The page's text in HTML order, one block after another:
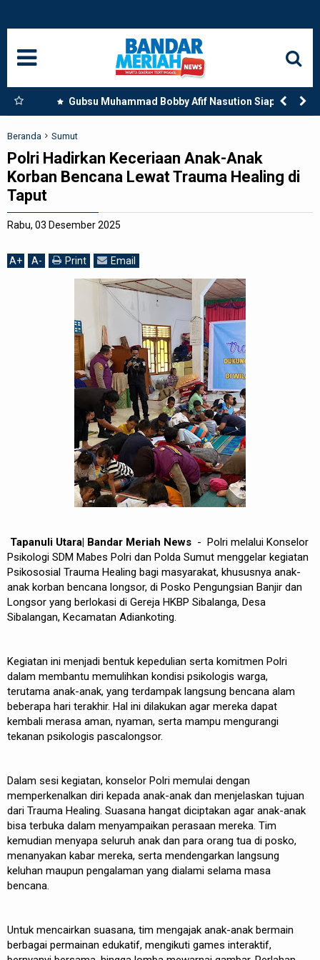
Gubsu Muhammad Bobby Afif Nasution Siapkan
Beasiswa Perkuat SDM Kesehatan Kepulauan Nias
Beranda Sumut
Polri Hadirkan Keceriaan Anak-Anak
Korban Bencana Lewat Trauma Healing di
Taput
Rabu, 03 Desember 2025
A+ A- Print Email
Tapanuli Utara| Bandar Meriah News - Polri melalui Konselor
Psikologi SDM Mabes Polri dan Polda Sumut menggelar kegiatan
Psikososial Trauma Healing bagi masyarakat, khususnya anak-
anak korban bencana longsor, di Posko Pengungsian Banjir dan
Longsor yang berlokasi di Gereja HKBP Sibalanga, Desa
Sibalangan, Kecamatan Adiankoting.
Kegiatan ini menjadi bentuk kepedulian serta komitmen Polri
dalam membantu memulihkan kondisi psikologis warga,
terutama anak-anak, yang terdampak langsung bencana alam
beberapa hari terakhir. Hal ini dilakukan agar mereka dapat
kembali merasa aman, nyaman, serta mampu mengurangi
tekanan psikologis pascalongsor.
Dalam sesi kegiatan, konselor Polri memulai dengan
memperkenalkan diri kepada anak-anak dan menjelaskan tujuan
dari Trauma Healing. Suasana hangat diciptakan agar anak-anak
bisa terbuka dalam menyampaikan perasaan mereka. Tim
kemudian menyapa seluruh anak dan para orang tua di posko,
menanyakan kabar mereka, serta mendengarkan langsung
keluhan maupun pengalaman yang dialami selama masa
bencana.
Untuk mencairkan suasana, tim mengajak anak-anak bermain
berbagai permainan edukatif, mengikuti games interaktif,
NASIONAL
SUMUT
LANGKAT
ACEH
BISNIS
EDUKASI